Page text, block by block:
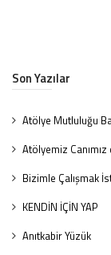
Son Yazılar
Atölye Mutluluğu
Atölyemiz
Bizimle Çalışmak
KENDİN İÇİN YAP
Anıtkabir Yüzük